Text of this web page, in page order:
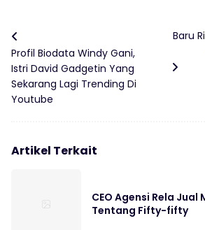
Profil Biodata Windy Gani,
Istri David Gadgetin Yang
Sekarang Lagi Trending Di
Youtube
Baru
Artikel Terkait
CEO Agensi Rela Jual
Tentang Fifty-fifty